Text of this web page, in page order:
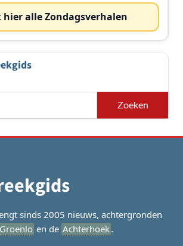
hier alle Zondagsverhalen
sinds 2005 nieuws, achtergronden
Groenlo en de Achterhoek.